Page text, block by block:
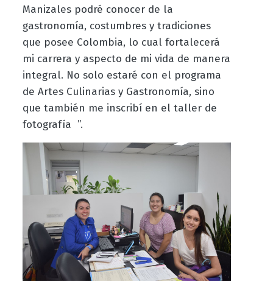
Manizales podré conocer de la
gastronomía, costumbres y tradiciones
que posee Colombia, lo cual fortalecerá
mi carrera y aspecto de mi vida de manera
integral. No solo estaré con el programa
de Artes Culinarias y Gastronomía, sino
que también me inscribí en el taller de
fotografía ”.